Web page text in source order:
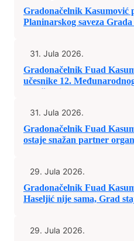
Gradonačelnik Kasumović
Planinarskog saveza
31. Jula 2026.
Gradonačelnik Fuad
učesnike 12.
„Mošćanic...
31. Jula 2026.
Gradonačelnik Fuad
ostaje snažan partner
29. Jula 2026.
Gradonačelnik Fuad
Haseljić nije sama, Grad
29. Jula 2026.